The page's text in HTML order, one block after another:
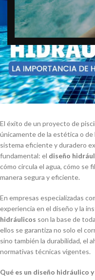
El éxito de un proyecto de
únicamente de la estética o de
sistema eficiente y duradero
fundamental: el diseño
cómo circula el agua, cómo se
manera segura y eficiente.
En empresas especializadas
experiencia en el diseño y la
hidráulicos son la base de
ellos se garantiza no solo el
sino también la durabilidad, el
normativas técnicas vigentes.
Qué es un diseño hidráulico